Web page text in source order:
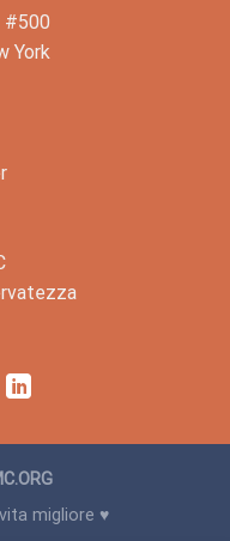
#500
York
migliore ♥️